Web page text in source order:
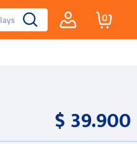
0
$39.900